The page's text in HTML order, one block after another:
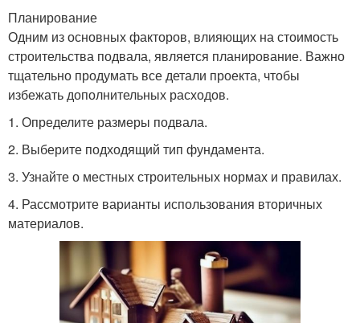
Планирование
Одним из основных факторов, влияющих на стоимость
строительства подвала, является планирование. Важно
тщательно продумать все детали проекта, чтобы
избежать дополнительных расходов.
1. Определите размеры подвала.
2. Выберите подходящий тип фундамента.
3. Узнайте о местных строительных нормах и правилах.
4. Рассмотрите варианты использования вторичных
материалов.